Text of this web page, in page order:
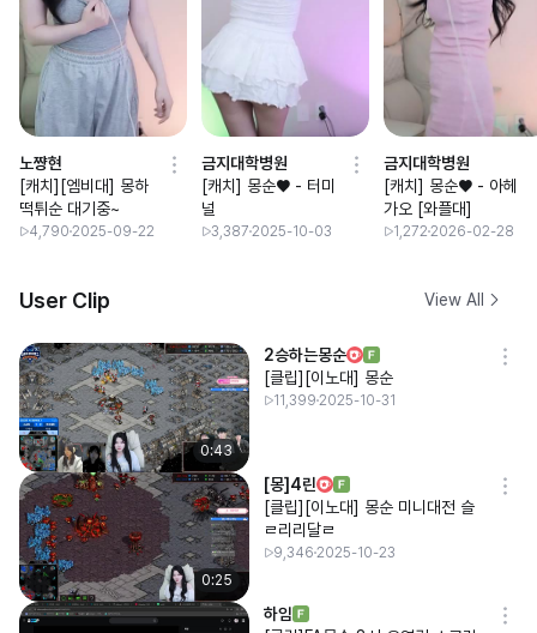
노쨩현
[캐치][엠비대] 몽하
떡튀순 대기중~
4,790 2025-09-22
금지대학병원
[캐치] 몽순♥ - 터미
널
3,387 2025-10-03
금지대학병원
[캐치] 몽순♥ - 아헤
가오 [와플대]
1,272 2026-02-28
User Clip View All
0:43
2승하는몽순
[클립][이노대] 몽순
11,399 2025-10-31
0:25
[몽]4린
[클립][이노대] 몽순 미니대전 슬
ㄹ리리달ㄹ
9,346 2025-10-23
하임